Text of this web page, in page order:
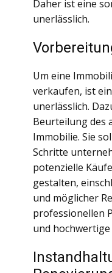
Daher ist eine
unerlässlich.
Um eine
verkaufen, ist
unerlässlich.
Beurteilung des
Immobilie. Sie
Schritte
potenzielle
gestalten,
und möglicher
professionellen
und hochwertige